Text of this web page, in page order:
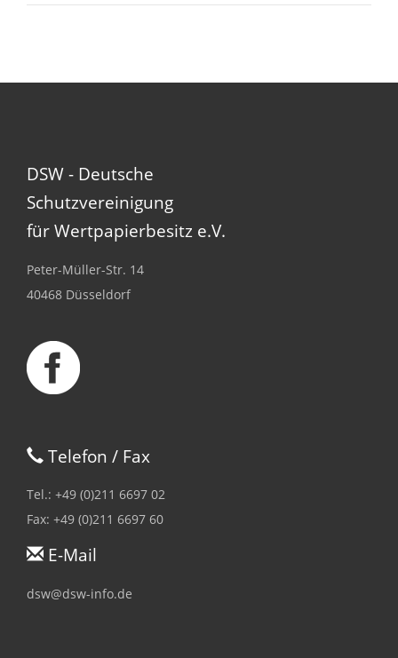
DSW - Deutsche
Schutzvereinigung
für Wertpapierbesitz e.V.
Peter-Müller-Str. 14
40468 Düsseldorf
Telefon / Fax
Tel.: +49 (0)211 6697 02
Fax: +49 (0)211 6697 60
E-Mail
dsw@dsw-info.de